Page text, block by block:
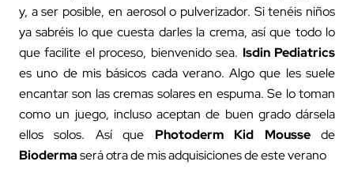
y, a ser posible, en aerosol o pulverizador. Si tenéis niños
ya sabréis lo que cuesta darles la crema, así que todo lo
que facilite el proceso, bienvenido sea. Isdin Pediatrics
es uno de mis básicos cada verano. Algo que les suele
encantar son las cremas solares en espuma. Se lo toman
como un juego, incluso aceptan de buen grado dársela
ellos solos. Así que Photoderm Kid Moussede
Biodermaserá otra de mis adquisiciones de este verano